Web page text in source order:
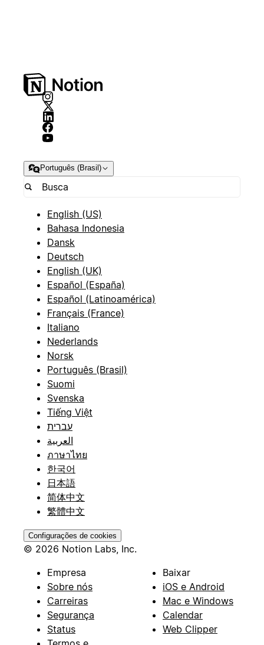
Português (Brasil)
English (US)
Bahasa Indonesia
Dansk
Deutsch
English (UK)
Español (España)
Español (Latinoamérica)
Français (France)
Italiano
Nederlands
Norsk
Português (Brasil)
Suomi
Svenska
Tiếng Việt
עברית
العربية
ภาษาไทย
한국어
日本語
简体中文
繁體中文
Configurações de cookies
© 2026 Notion Labs, Inc.
Empresa
Sobre nós
Carreiras
Segurança
Status
Baixar
iOS e Android
Mac e Windows
Calendar
Web Clipper